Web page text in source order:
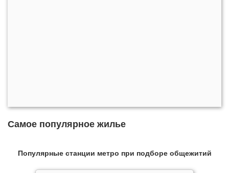
Самое популярное жилье
Популярные станции метро при подборе общежитий